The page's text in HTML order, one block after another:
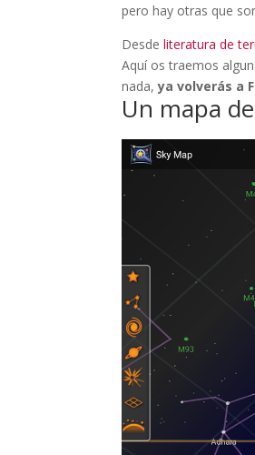
pero hay otras que
Desdeliteratura de
Aquí os traemos
nada,ya volverás a
Un mapa